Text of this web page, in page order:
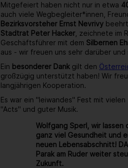
Mitgefeiert haben nicht nur in etwa
auch viele Wegbegleiter*innen,
Bezirksvorsteher Ernst Nevrivy
Stadtrat Peter Hacker , zeichnete im
Geschäftsführer mit dem Silbernen
aus - wir freuen uns sehr darüber
Ein besonderer Dank gilt den
großzügig unterstützt haben! Wir
langjährigen Kooperation.
Es war ein "leiwandes" Fest mit
"Acts" und guter Musik.
Wolfgang Sperl, wir lassen
ganz viel Gesundheit und
neuen Lebensabschnitt!
Parak am Ruder weiter
Zukunft.